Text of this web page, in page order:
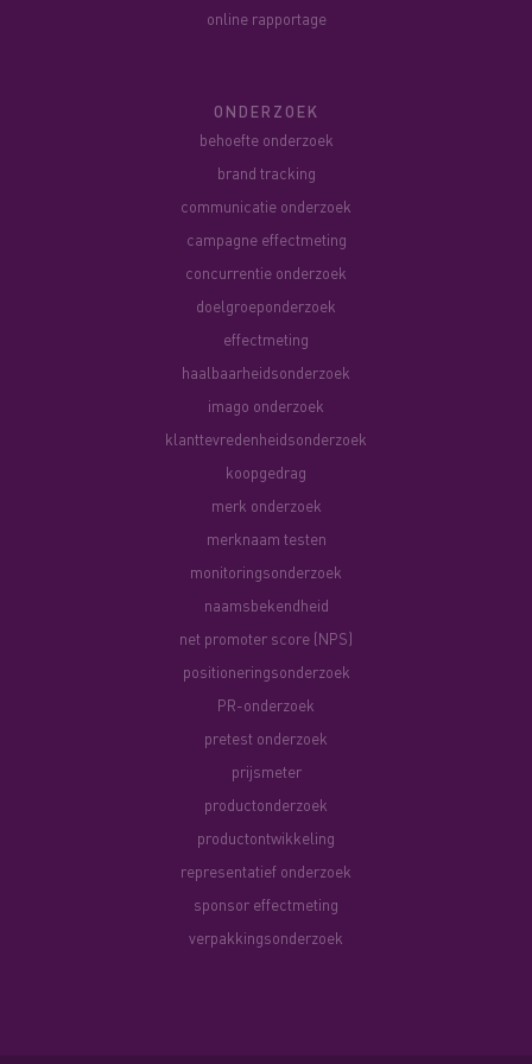
online rapportage
ONDERZOEK
behoefte onderzoek
brand tracking
communicatie onderzoek
campagne effectmeting
concurrentie onderzoek
doelgroeponderzoek
effectmeting
haalbaarheidsonderzoek
imago onderzoek
klanttevredenheidsonderzoek
koopgedrag
merk onderzoek
merknaam testen
monitoringsonderzoek
naamsbekendheid
net promoter score (NPS)
positioneringsonderzoek
PR-onderzoek
pretest onderzoek
prijsmeter
productonderzoek
productontwikkeling
representatief onderzoek
sponsor effectmeting
verpakkingsonderzoek